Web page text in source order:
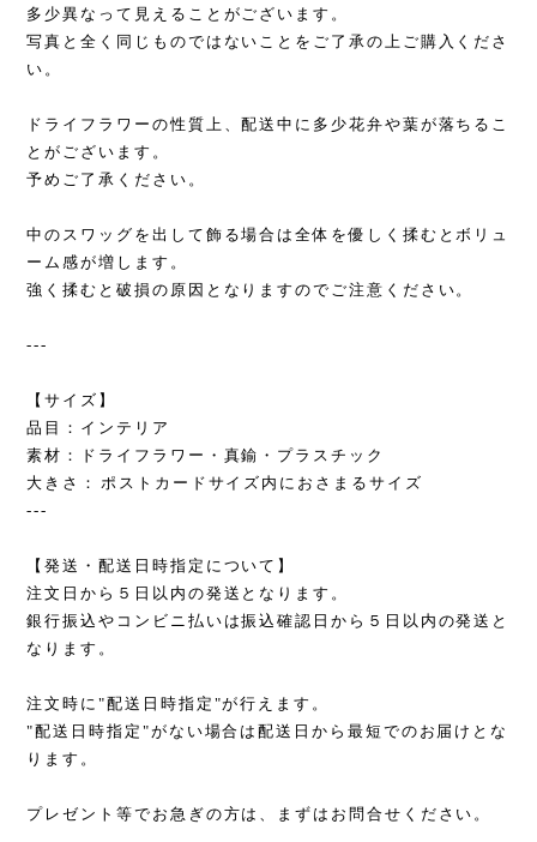
多少異なって見えることがございます。
写真と全く同じものではないことをご了承の上ご購入くださ
い。
ドライフラワーの性質上、配送中に多少花弁や葉が落ちるこ
とがございます。
予めご了承ください。
中のスワッグを出して飾る場合は全体を優しく揉むとボリュ
ーム感が増します。
強く揉むと破損の原因となりますのでご注意ください。
---
【サイズ】
品目：インテリア
素材：ドライフラワー・真鍮・プラスチック
大きさ：ポストカードサイズ内におさまるサイズ
---
【発送・配送日時指定について】
注文日から５日以内の発送となります。
銀行振込やコンビニ払いは振込確認日から５日以内の発送と
なります。
注文時に"配送日時指定"が行えます。
"配送日時指定"がない場合は配送日から最短でのお届けとな
ります。
プレゼント等でお急ぎの方は、まずはお問合せください。